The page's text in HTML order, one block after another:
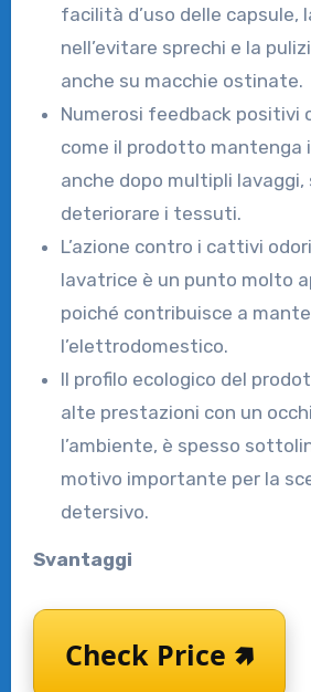
facilità d’uso delle capsule,
nell’evitare sprechi e la
anche su macchie ostinate.
Numerosi feedback positivi
come il prodotto mantenga
anche dopo multipli lavaggi,
deteriorare i tessuti.
L’azione contro i cattivi
lavatrice è un punto molto
poiché contribuisce a
l’elettrodomestico.
Il profilo ecologico del
alte prestazioni con un
l’ambiente, è spesso
motivo importante per la
detersivo.
Svantaggi
Check Price 🢅